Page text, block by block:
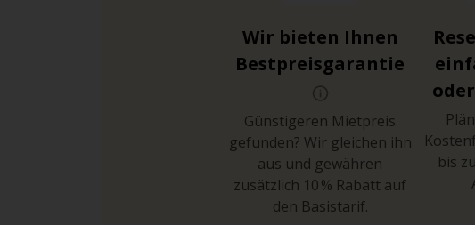
Wir bieten Ihnen
Bestpreisgarantie
Günstigeren Mietpreis
gefunden? Wir gleichen ihn
aus und gewähren
zusätzlich 10 % Rabatt auf
den Basistarif.
bis